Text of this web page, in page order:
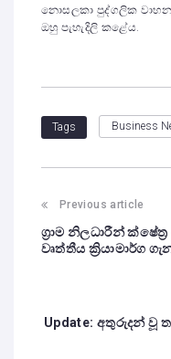
නොසලකා පුද්ගලික
ඔහු පැහැදිලි කළේය.
Tags Business
Previous article
ග්‍රාම නිලධාරීන්
වෘත්තීය ක්‍රියාමාර්ග
Update: අතුරුදන්